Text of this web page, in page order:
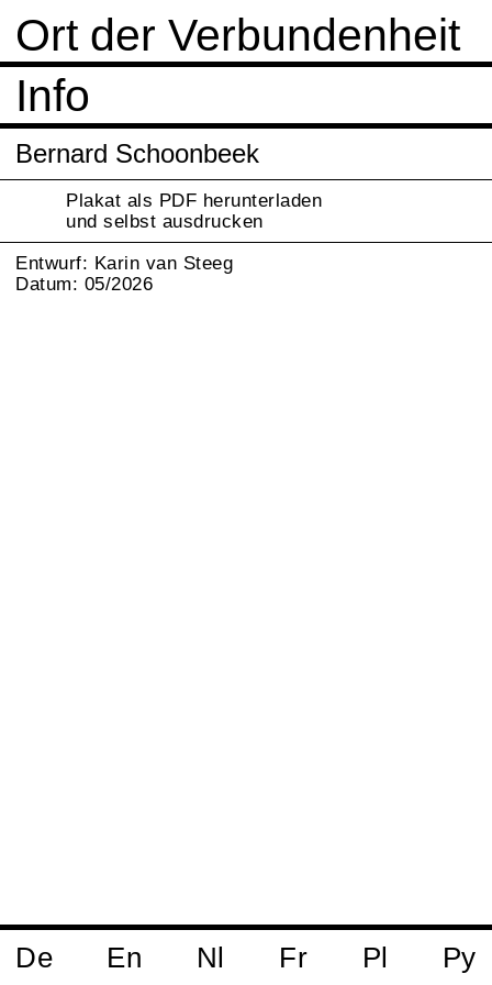
Ort der Verbundenheit
Info
Bernard Schoonbeek
Plakat als PDF herunterladen
und selbst ausdrucken
Entwurf: Karin van Steeg
Datum: 05/2026